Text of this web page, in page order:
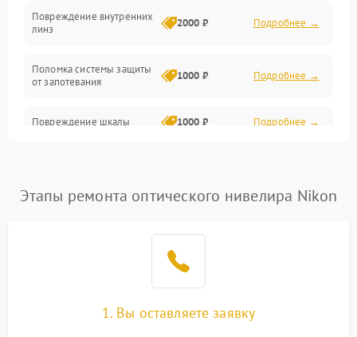
Повреждение внутренних
линз
2000 ₽ Подробнее →
Поломка системы защиты
от запотевания
1000 ₽ Подробнее →
Повреждение шкалы 1000 ₽ Подробнее →
Запотевание линз 3000 ₽ Подробнее →
Искажение изображения 2000 ₽
Этапы ремонта оптического нивелира Nikon
1. Вы оставляете заявку